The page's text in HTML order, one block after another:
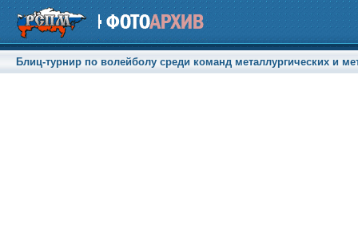
Блиц-турнир по волейболу среди команд металлургических и